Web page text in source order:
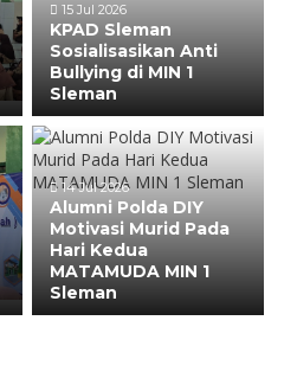
15 Jul 2026
KPAD Sleman
Sosialisasikan Anti
Bullying di MIN 1
Sleman
14 Jul 2026
Alumni Polda DIY
Motivasi Murid Pada
Hari Kedua
MATAMUDA MIN 1
Sleman